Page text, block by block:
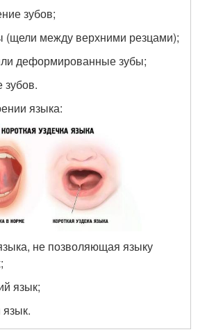
зубов;
(щели между верхними резцами);
деформированные зубы;
зубов.
языка:
не позволяющая языку
язык;